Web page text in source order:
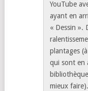
qu’avant).
Re Raf ! Je